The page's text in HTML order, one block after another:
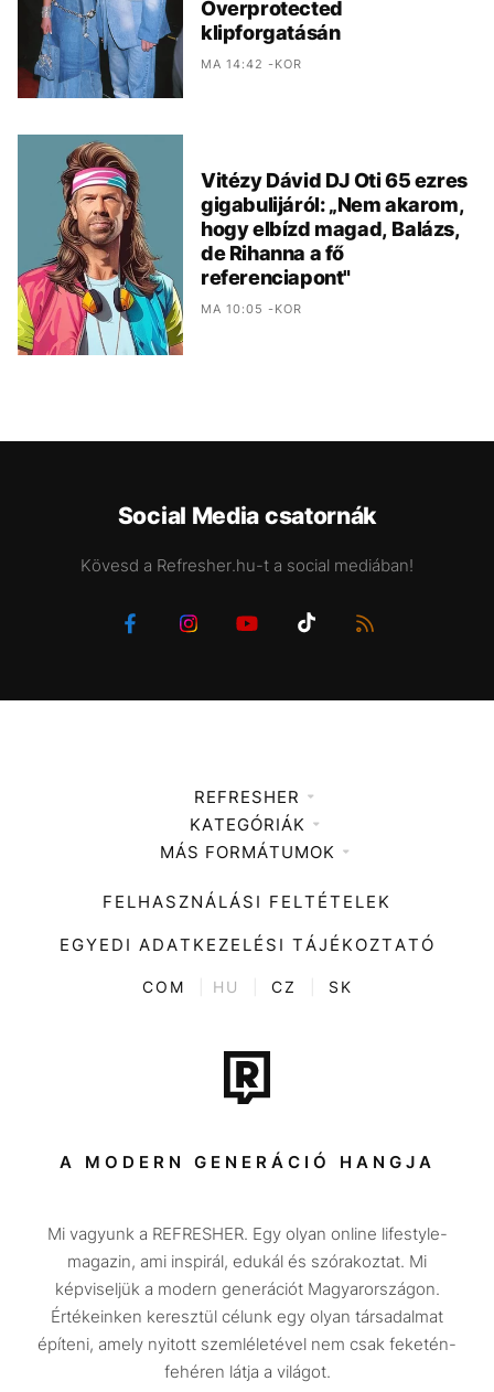
Overprotected
klipforgatásán
MA 14:42 -KOR
Vitézy Dávid DJ Oti 65 ezres
gigabulijáról: „Nem akarom,
hogy elbízd magad, Balázs,
de Rihanna a fő
referenciapont"
MA 10:05 -KOR
Social Media csatornák
Kövesd a Refresher.hu-t a social mediában!
REFRESHER
Médiaajánlat
KATEGÓRIÁK
Zene
Divat
Kultúra
ENTR
Tech-Tudomány
Sport
Társadalom
Utazás
Életmód
Design
Beszélgetések
MÁS FORMÁTUMOK
FELHASZNÁLÁSI FELTÉTELEK
EGYEDI ADATKEZELÉSI TÁJÉKOZTATÓ
COM HU CZ SK
A MODERN GENERÁCIÓ HANGJA
Mi vagyunk a REFRESHER. Egy olyan online lifestyle-
magazin, ami inspirál, edukál és szórakoztat. Mi
képviseljük a modern generációt Magyarországon.
Értékeinken keresztül célunk egy olyan társadalmat
építeni, amely nyitott szemléletével nem csak feketén-
fehéren látja a világot.